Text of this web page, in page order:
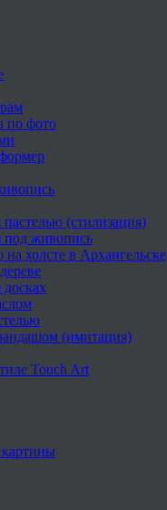
по фото
(стилизация)
под живопись
на холсте в Архангельске
(имитация)
Touch Art